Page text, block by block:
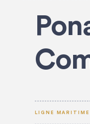
LIGNE MARITIME